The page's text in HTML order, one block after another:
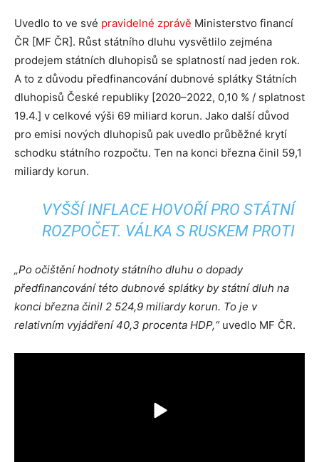
Uvedlo to ve své pravidelné zprávě Ministerstvo financí
ČR [MF ČR]. Růst státního dluhu vysvětlilo zejména
prodejem státních dluhopisů se splatností nad jeden rok.
A to z důvodu předfinancování dubnové splátky Státních
dluhopisů České republiky [2020–2022, 0,10 % / splatnost
19.4.] v celkové výši 69 miliard korun. Jako další důvod
pro emisi nových dluhopisů pak uvedlo průběžné krytí
schodku státního rozpočtu. Ten na konci března činil 59,1
miliardy korun.
VYŠŠÍ INFLACE HOVOŘÍ PRO STÁTNÍ
ROZPOČET. VÁLKA S RUSKEM PROTI
„Po očištění hodnoty státního dluhu o dopady
předfinancování této dubnové splátky by státní dluh na
konci března činil 2 524,9 miliardy korun. To je v
relativním vyjádření 40,3 procenta HDP,“uvedlo MF ČR.